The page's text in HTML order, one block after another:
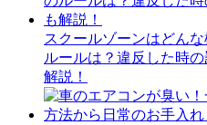
スクールゾーンはどん
ルールは？違反した時
解説！